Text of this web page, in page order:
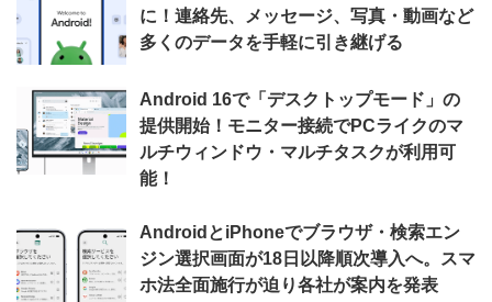
に！連絡先、メッセージ、写真・動画など
多くのデータを手軽に引き継げる
Android 16で「デスクトップモード」の
提供開始！モニター接続でPCライクのマ
ルチウィンドウ・マルチタスクが利用可
能！
AndroidとiPhoneでブラウザ・検索エン
ジン選択画面が18日以降順次導入へ。スマ
ホ法全面施行が迫り各社が案内を発表